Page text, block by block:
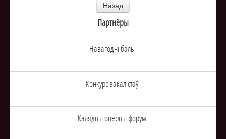
Назад
Партнёры
Навагоднi баль
Конкурс вакалiстаў
Калядны оперны форум